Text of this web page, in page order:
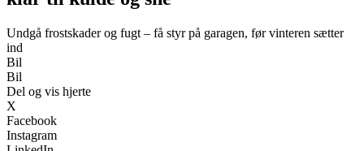
Undgå frostskader og fugt – få styr på garagen, før vinteren sætter
ind
Bil
Bil
Del og vis hjerte
X
Facebook
Instagram